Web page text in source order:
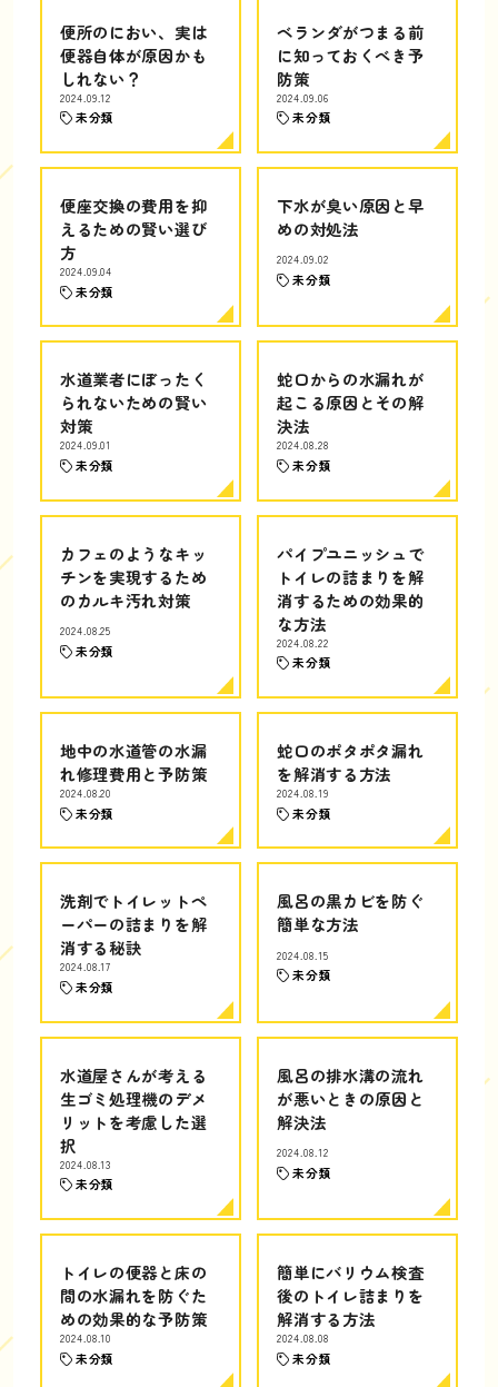
便所のにおい、実は
便器自体が原因かも
しれない？
2024.09.12
未分類
ベランダがつまる前
に知っておくべき予
防策
2024.09.06
未分類
便座交換の費用を抑
えるための賢い選び
方
2024.09.04
未分類
下水が臭い原因と早
めの対処法
2024.09.02
未分類
水道業者にぼったく
られないための賢い
対策
2024.09.01
未分類
蛇口からの水漏れが
起こる原因とその解
決法
2024.08.28
未分類
カフェのようなキッ
チンを実現するため
のカルキ汚れ対策
2024.08.25
未分類
パイプユニッシュで
トイレの詰まりを解
消するための効果的
な方法
2024.08.22
未分類
地中の水道管の水漏
れ修理費用と予防策
2024.08.20
未分類
蛇口のポタポタ漏れ
を解消する方法
2024.08.19
未分類
洗剤でトイレットペ
ーパーの詰まりを解
消する秘訣
2024.08.17
未分類
風呂の黒カビを防ぐ
簡単な方法
2024.08.15
未分類
水道屋さんが考える
生ゴミ処理機のデメ
リットを考慮した選
択
2024.08.13
未分類
風呂の排水溝の流れ
が悪いときの原因と
解決法
2024.08.12
未分類
トイレの便器と床の
間の水漏れを防ぐた
めの効果的な予防策
2024.08.10
未分類
簡単にバリウム検査
後のトイレ詰まりを
解消する方法
2024.08.08
未分類